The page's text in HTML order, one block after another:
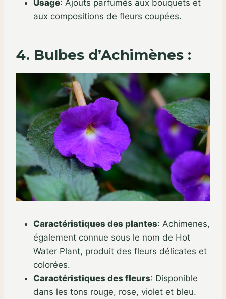
Usage: Ajouts parfumés aux bouquets et
aux compositions de fleurs coupées.
4. Bulbes d’Achimènes :
Caractéristiques des plantes: Achimenes,
également connue sous le nom de Hot
Water Plant, produit des fleurs délicates et
colorées.
Caractéristiques des fleurs: Disponible
dans les tons rouge, rose, violet et bleu.